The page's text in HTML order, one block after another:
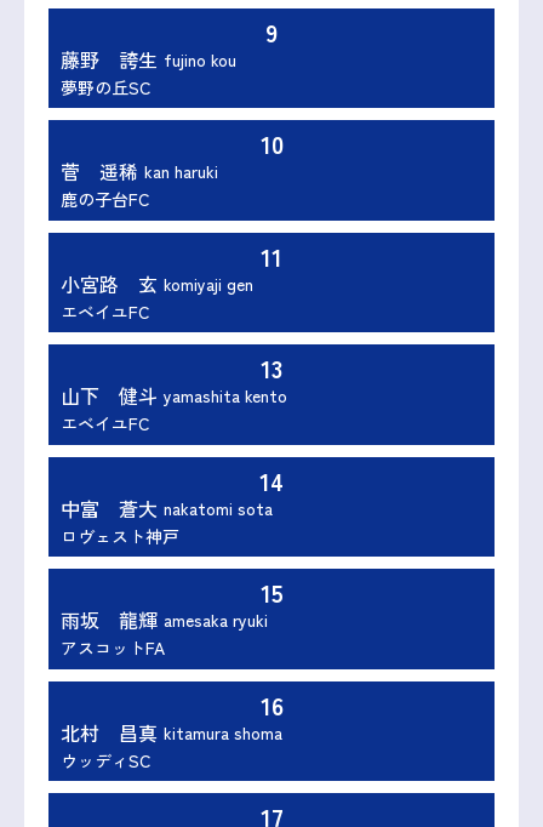
9
藤野 誇生 fujino kou
夢野の丘SC
10
菅 遥稀 kan haruki
鹿の子台FC
11
小宮路 玄 komiyaji gen
エベイユFC
13
山下 健斗 yamashita kento
エベイユFC
14
中富 蒼大 nakatomi sota
ロヴェスト神戸
15
雨坂 龍輝 amesaka ryuki
アスコットFA
16
北村 昌真 kitamura shoma
ウッディSC
17